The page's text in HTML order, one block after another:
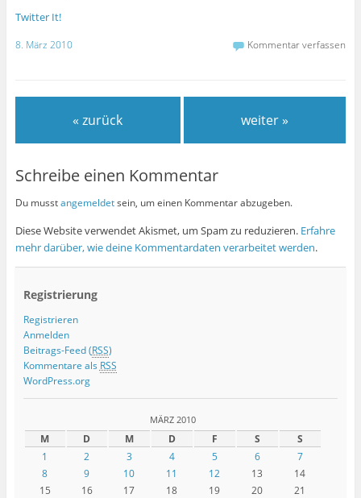
Twitter It!
8. März 2010 Kommentar verfassen
« zurück weiter »
Schreibe einen Kommentar
Du musstangemeldetsein, um einen Kommentar abzugeben.
Diese Website verwendet Akismet, um Spam zu reduzieren. Erfahre
mehr darüber, wie deine Kommentardaten verarbeitet werden.
Registrierung
Registrieren
Anmelden
Beitrags-Feed (RSS)
Kommentare als RSS
WordPress.org
MÄRZ 2010
M D M D F S S
1 2 3 4 5 6
7
8
9 10 11 12 13
14
15
16 17 18 19 20
21